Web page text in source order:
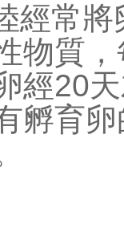
經常
物質
經20
孵育